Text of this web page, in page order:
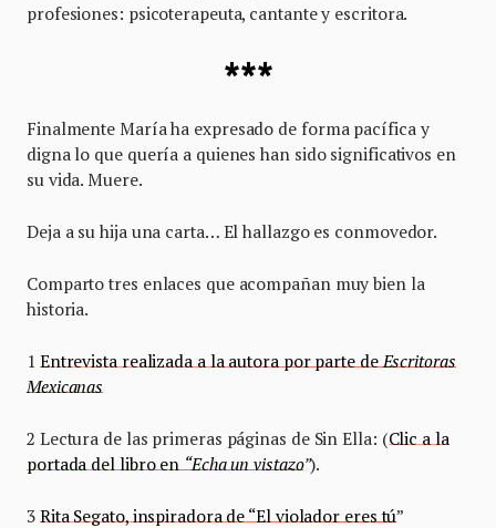
profesiones: psicoterapeuta, cantante y escritora.
***
Finalmente María ha expresado de forma pacífica y
digna lo que quería a quienes han sido significativos en
su vida. Muere.
Deja a su hija una carta… El hallazgo es conmovedor.
Comparto tres enlaces que acompañan muy bien la
historia.
1 Entrevista realizada a la autora por parte de Escritoras
Mexicanas
2 Lectura de las primeras páginas de Sin Ella: (Clic a la
portada del libro en “Echa un vistazo”).
3 Rita Segato, inspiradora de “El violador eres tú”